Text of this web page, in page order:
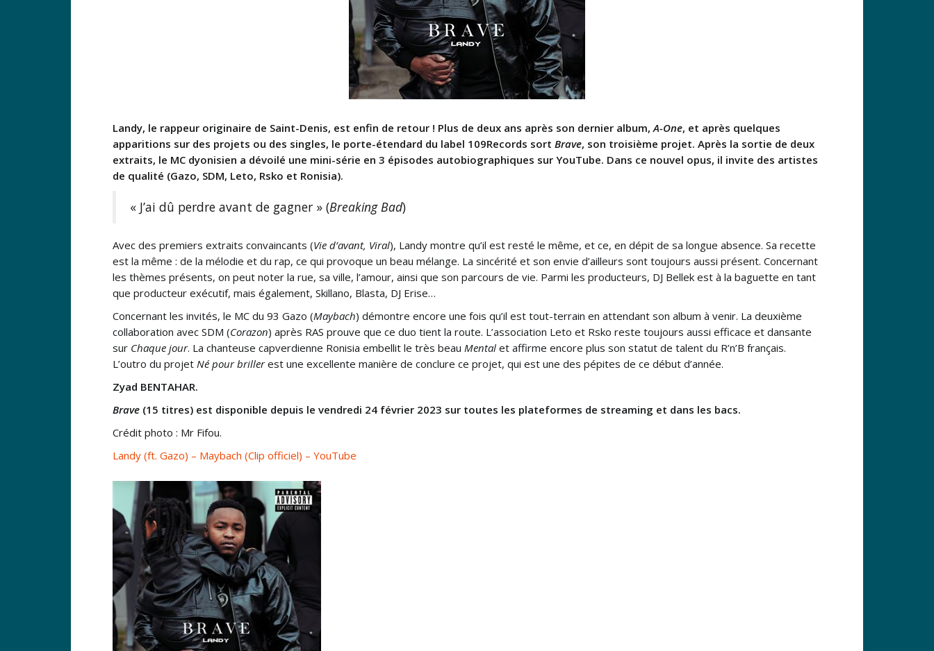
Landy, le rappeur originaire de Saint-Denis, est enfin de retour ! Plus de deux ans après son dernier album, A-One, et après quelques
apparitions sur des projets ou des singles, le porte-étendard du label 109Records sort Brave, son troisième projet. Après la sortie de deux
extraits, le MC dyonisien a dévoilé une mini-série en 3 épisodes autobiographiques sur YouTube. Dans ce nouvel opus, il invite des artistes
de qualité (Gazo, SDM, Leto, Rsko et Ronisia).
« J’ai dû perdre avant de gagner » (Breaking Bad)
Avec des premiers extraits convaincants (Vie d’avant, Viral), Landy montre qu’il est resté le même, et ce, en dépit de sa longue absence. Sa recette
est la même : de la mélodie et du rap, ce qui provoque un beau mélange. La sincérité et son envie d’ailleurs sont toujours aussi présent. Concernant
les thèmes présents, on peut noter la rue, sa ville, l’amour, ainsi que son parcours de vie. Parmi les producteurs, DJ Bellek est à la baguette en tant
que producteur exécutif, mais également, Skillano, Blasta, DJ Erise…
Concernant les invités, le MC du 93 Gazo (Maybach) démontre encore une fois qu’il est tout-terrain en attendant son album à venir. La deuxième
collaboration avec SDM (Corazon) après RAS prouve que ce duo tient la route. L’association Leto et Rsko reste toujours aussi efficace et dansante
sur Chaque jour. La chanteuse capverdienne Ronisia embellit le très beau Mental et affirme encore plus son statut de talent du R’n’B français.
L’outro du projet Né pour brillerest une excellente manière de conclure ce projet, qui est une des pépites de ce début d’année.
Zyad BENTAHAR.
Brave (15 titres) est disponible depuis le vendredi 24 février 2023 sur toutes les plateformes de streaming et dans les bacs.
Crédit photo : Mr Fifou.
Landy (ft. Gazo) – Maybach (Clip officiel) – YouTube